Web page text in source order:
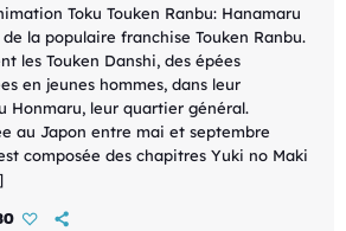
Toku Touken Ranbu: Hanamaru
la populaire franchise Touken Ranbu.
les Touken Danshi, des épées
en jeunes hommes, dans leur
Honmaru, leur quartier général.
au Japon entre mai et septembre
composée des chapitres Yuki no Maki